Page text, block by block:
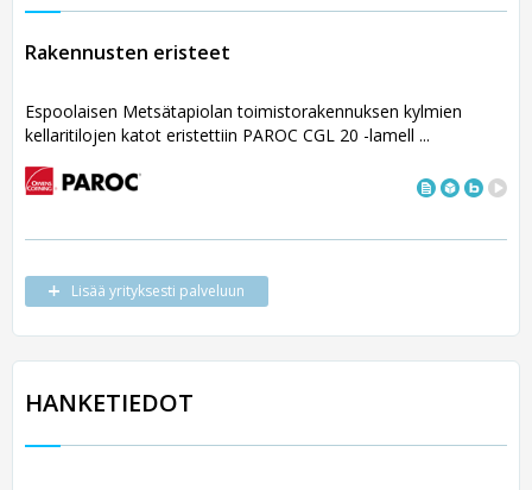
Rakennusten eristeet
Espoolaisen Metsätapiolan toimistorakennuksen kylmien
kellaritilojen katot eristettiin PAROC CGL 20 -lamell ...
Lisää yrityksesti palveluun
HANKETIEDOT